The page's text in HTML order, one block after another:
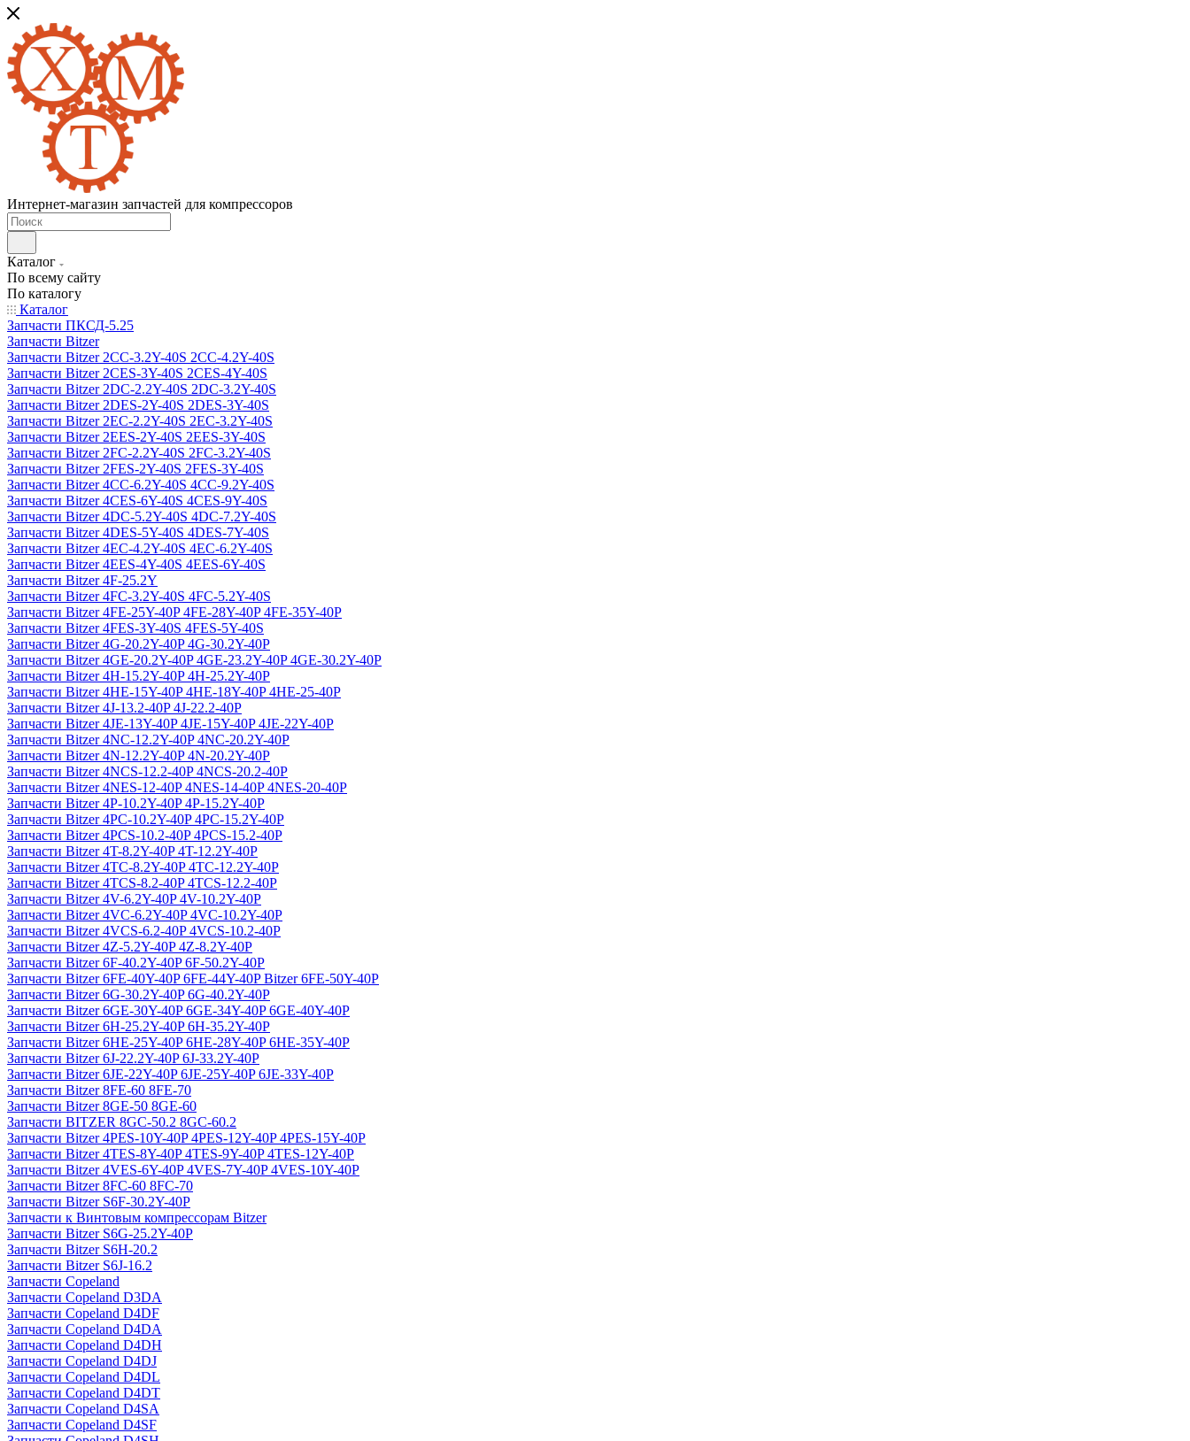
Интернет-магазин запчастей для компрессоров
Каталог
По всему сайту
По каталогу
Каталог
Запчасти ПКСД-5.25
Запчасти Bitzer
Запчасти Bitzer 2CC-3.2Y-40S 2CC-4.2Y-40S
Запчасти Bitzer 2CES-3Y-40S 2CES-4Y-40S
Запчасти Bitzer 2DC-2.2Y-40S 2DC-3.2Y-40S
Запчасти Bitzer 2DES-2Y-40S 2DES-3Y-40S
Запчасти Bitzer 2EC-2.2Y-40S 2EC-3.2Y-40S
Запчасти Bitzer 2EES-2Y-40S 2EES-3Y-40S
Запчасти Bitzer 2FC-2.2Y-40S 2FC-3.2Y-40S
Запчасти Bitzer 2FES-2Y-40S 2FES-3Y-40S
Запчасти Bitzer 4CC-6.2Y-40S 4CC-9.2Y-40S
Запчасти Bitzer 4CES-6Y-40S 4CES-9Y-40S
Запчасти Bitzer 4DC-5.2Y-40S 4DC-7.2Y-40S
Запчасти Bitzer 4DES-5Y-40S 4DES-7Y-40S
Запчасти Bitzer 4EC-4.2Y-40S 4EC-6.2Y-40S
Запчасти Bitzer 4EES-4Y-40S 4EES-6Y-40S
Запчасти Bitzer 4F-25.2Y
Запчасти Bitzer 4FC-3.2Y-40S 4FC-5.2Y-40S
Запчасти Bitzer 4FE-25Y-40P 4FE-28Y-40P 4FE-35Y-40P
Запчасти Bitzer 4FES-3Y-40S 4FES-5Y-40S
Запчасти Bitzer 4G-20.2Y-40P 4G-30.2Y-40P
Запчасти Bitzer 4GE-20.2Y-40P 4GE-23.2Y-40P 4GE-30.2Y-40P
Запчасти Bitzer 4H-15.2Y-40P 4H-25.2Y-40P
Запчасти Bitzer 4HE-15Y-40P 4HE-18Y-40P 4HE-25-40P
Запчасти Bitzer 4J‐13.2-40P 4J‐22.2-40P
Запчасти Bitzer 4JE-13Y-40P 4JE-15Y-40P 4JE-22Y-40P
Запчасти Bitzer 4NC-12.2Y-40P 4NC-20.2Y-40P
Запчасти Bitzer 4N-12.2Y-40P 4N-20.2Y-40P
Запчасти Bitzer 4NCS-12.2-40P 4NCS-20.2-40P
Запчасти Bitzer 4NES-12-40P 4NES-14-40P 4NES-20-40P
Запчасти Bitzer 4P-10.2Y-40P 4P-15.2Y-40P
Запчасти Bitzer 4PC-10.2Y-40P 4PC-15.2Y-40P
Запчасти Bitzer 4PCS-10.2-40P 4PCS-15.2-40P
Запчасти Bitzer 4T-8.2Y-40P 4T-12.2Y-40P
Запчасти Bitzer 4TC-8.2Y-40P 4TC-12.2Y-40P
Запчасти Bitzer 4TCS-8.2-40P 4TCS-12.2-40P
Запчасти Bitzer 4V-6.2Y-40P 4V-10.2Y-40P
Запчасти Bitzer 4VC-6.2Y-40P 4VC-10.2Y-40P
Запчасти Bitzer 4VCS-6.2-40P 4VCS-10.2-40P
Запчасти Bitzer 4Z-5.2Y-40P 4Z-8.2Y-40P
Запчасти Bitzer 6F-40.2Y-40P 6F-50.2Y-40P
Запчасти Bitzer 6FE-40Y-40P 6FE-44Y-40P Bitzer 6FE-50Y-40P
Запчасти Bitzer 6G-30.2Y-40P 6G-40.2Y-40P
Запчасти Bitzer 6GE-30Y-40P 6GE-34Y-40P 6GE-40Y-40P
Запчасти Bitzer 6H-25.2Y-40P 6H-35.2Y-40P
Запчасти Bitzer 6HE-25Y-40P 6HE-28Y-40P 6HE-35Y-40P
Запчасти Bitzer 6J-22.2Y-40P 6J-33.2Y-40P
Запчасти Bitzer 6JE-22Y-40P 6JE-25Y-40P 6JE-33Y-40P
Запчасти Bitzer 8FE-60 8FE-70
Запчасти Bitzer 8GE-50 8GE-60
Запчасти BITZER 8GC-50.2 8GC-60.2
Запчасти Bitzer 4PES-10Y-40P 4PES-12Y-40P 4PES-15Y-40P
Запчасти Bitzer 4TES-8Y-40P 4TES-9Y-40P 4TES-12Y-40P
Запчасти Bitzer 4VES-6Y-40P 4VES-7Y-40P 4VES-10Y-40P
Запчасти Bitzer 8FC-60 8FC-70
Запчасти Bitzer S6F-30.2Y-40P
Запчасти к Винтовым компрессорам Bitzer
Запчасти Bitzer S6G-25.2Y-40P
Запчасти Bitzer S6H-20.2
Запчасти Bitzer S6J-16.2
Запчасти Copeland
Запчасти Copeland D3DA
Запчасти Copeland D4DF
Запчасти Copeland D4DA
Запчасти Copeland D4DH
Запчасти Copeland D4DJ
Запчасти Copeland D4DL
Запчасти Copeland D4DT
Запчасти Copeland D4SA
Запчасти Copeland D4SF